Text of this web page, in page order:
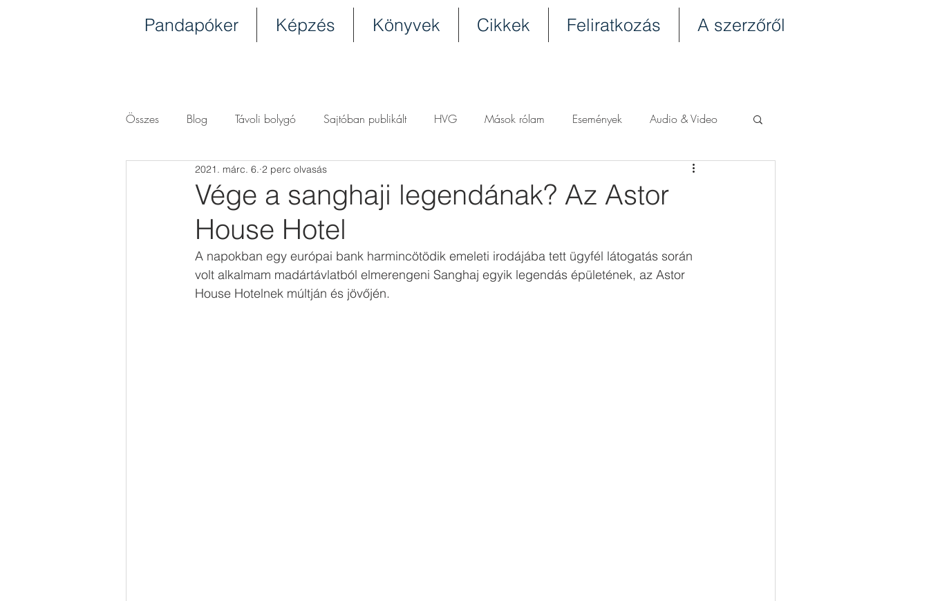
Pandapóker Képzés Könyvek Cikkek Feliratkozás A szerzőről
Összes Blog Távoli bolygó Sajtóban publikált HVG Mások rólam Események Audio & Video
Vége a sanghaji legendának? Az Astor
House Hotel
2021. márc. 6. 2 perc olvasás
A napokban egy európai bank harmincötödik emeleti irodájába tett ügyfél látogatás során
volt alkalmam madártávlatból elmerengeni Sanghaj egyik legendás épületének, az Astor
House Hotelnek múltján és jövőjén.